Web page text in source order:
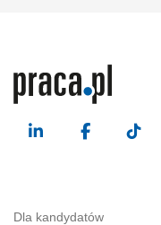
Dla kandydatów